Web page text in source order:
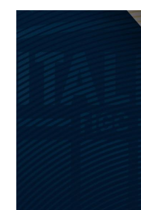
Assicurazione
Whistleblowing